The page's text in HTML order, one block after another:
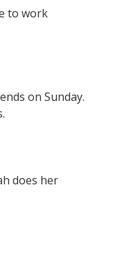
to work
on Sunday.
does her